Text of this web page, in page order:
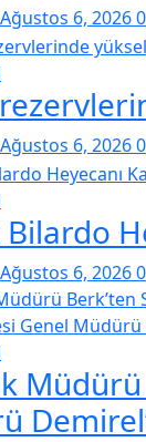
Ağustos 6, 20260
Ağustos 6, 20260
Ağustos 6, 20260